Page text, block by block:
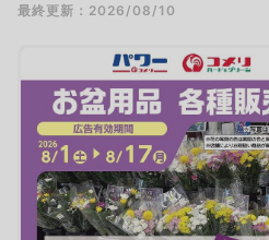
最終更新：2026/08/10